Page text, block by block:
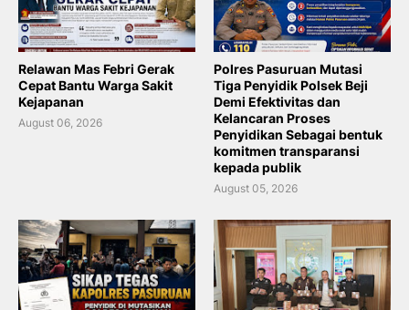
Relawan Mas Febri Gerak
Cepat Bantu Warga Sakit
Kejapanan
August 06, 2026
Polres Pasuruan Mutasi
Tiga Penyidik Polsek Beji
Demi Efektivitas dan
Kelancaran Proses
Penyidikan Sebagai bentuk
komitmen transparansi
kepada publik
August 05, 2026